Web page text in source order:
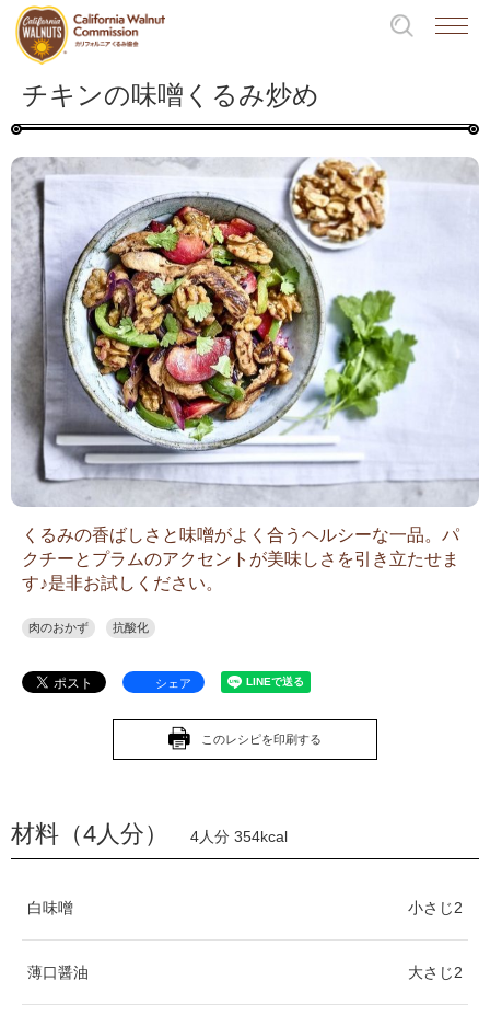
チキンの味噌くるみ炒め
くるみの香ばしさと味噌がよく合うヘルシーな一品。パ
クチーとプラムのアクセントが美味しさを引き立たせま
す♪是非お試しください。
肉のおかず 抗酸化
シェア
このレシピを印刷する
材料（4人分） 4人分 354kcal
白味噌 小さじ2
薄口醤油 大さじ2